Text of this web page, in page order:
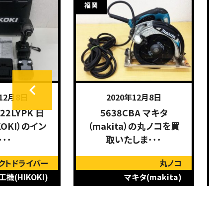
月8日
マキタ
丸ノコを買
･･･
丸ノコ
タ(makita)
福岡
2020年12月7日
HHB25 ホンダ
（HONDA）のブロワを買
取いたしました。
送風機
ホンダ(HONDA)